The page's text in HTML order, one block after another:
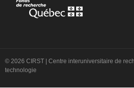
© 2026 CIRST | Centre interuniversitaire de
technologie